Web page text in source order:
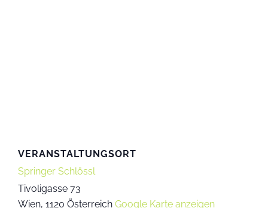
VERANSTALTUNGSORT
Springer Schlössl
Tivoligasse 73
Wien, 1120 Österreich Google Karte anzeigen